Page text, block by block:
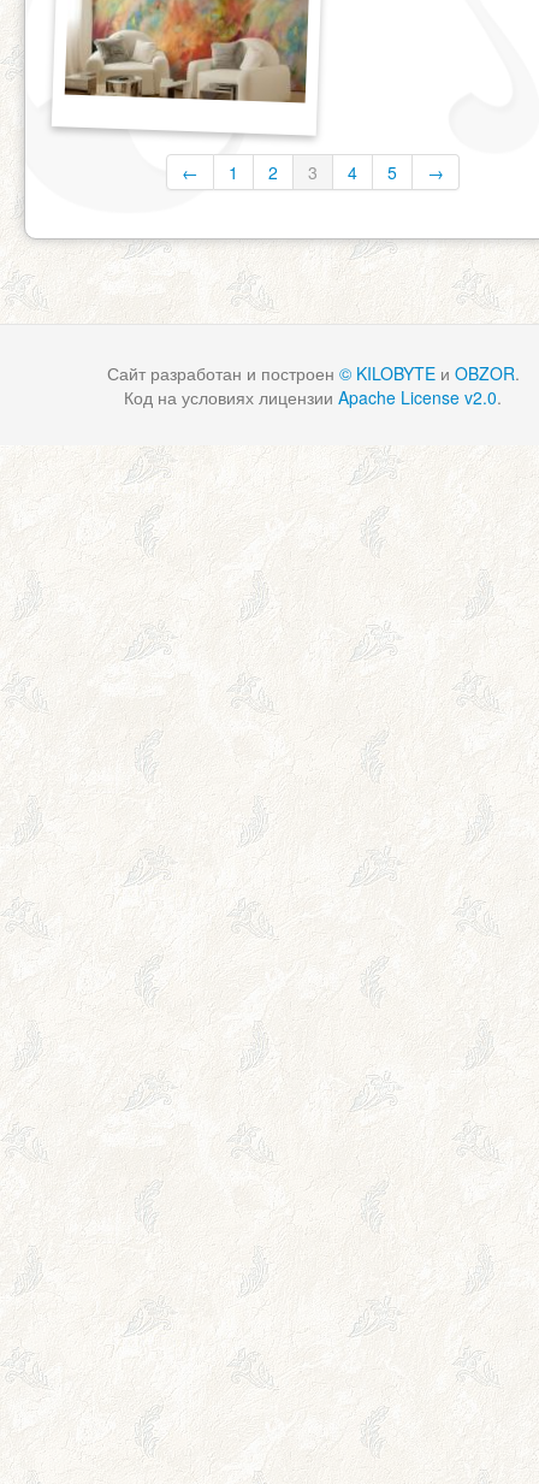
← 1 2 3 4 5 →
Сайт разработан и построен © KILOBYTEи OBZOR.
Код на условиях лицензии Apache License v2.0.